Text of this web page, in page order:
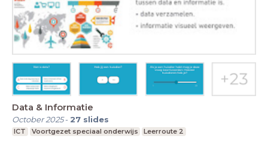
Data & Informatie
October 2025- 27 slides
ICT Voortgezet speciaal onderwijs Leerroute 2